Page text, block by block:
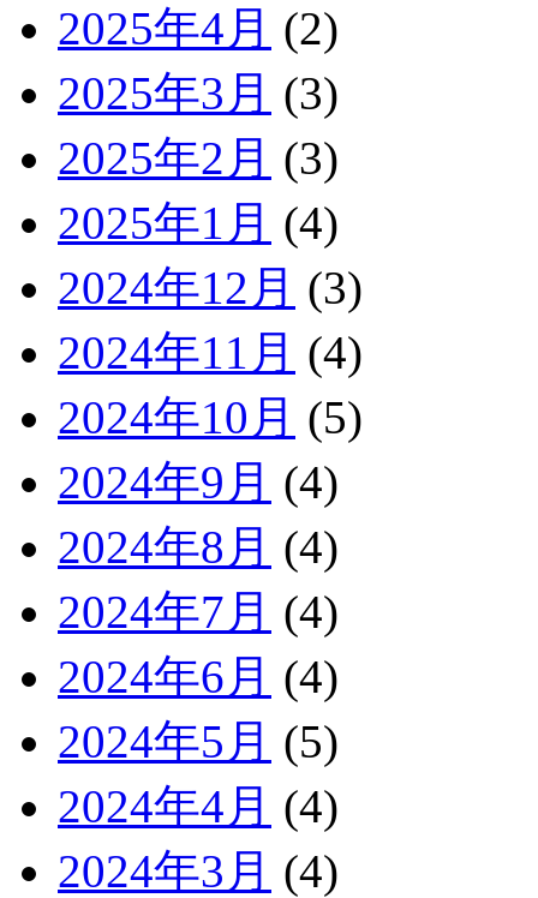
2025年4月 (2)
2025年3月 (3)
2025年2月 (3)
2025年1月 (4)
2024年12月 (3)
2024年11月 (4)
2024年10月 (5)
2024年9月 (4)
2024年8月 (4)
2024年7月 (4)
2024年6月 (4)
2024年5月 (5)
2024年4月 (4)
2024年3月 (4)